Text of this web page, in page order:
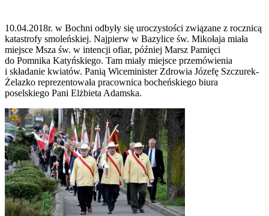
10.04.2018r. w Bochni odbyły się uroczystości związane z rocznicą
katastrofy smoleńskiej. Najpierw w Bazylice św. Mikołaja miała
miejsce Msza św. w intencji ofiar, później Marsz Pamięci
do Pomnika Katyńskiego. Tam miały miejsce przemówienia
i składanie kwiatów. Panią Wiceminister Zdrowia Józefę Szczurek-
Żelazko reprezentowała pracownica bocheńskiego biura
poselskiego Pani Elżbieta Adamska.